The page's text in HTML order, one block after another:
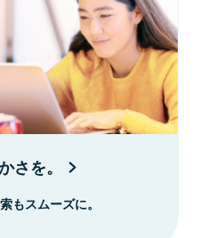
さを。
もスムーズに。